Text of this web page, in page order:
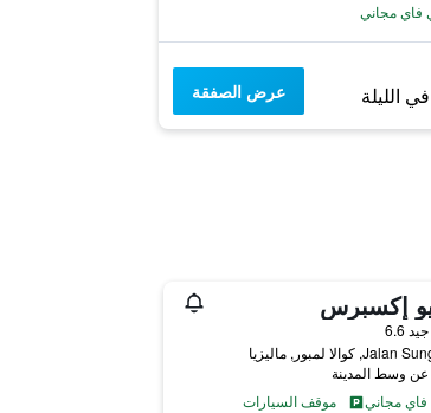
فاي مجاني
الليلة عرض الصفقة
إكسبرس
جيد 6.6
فاي مجاني
موقف السيارات